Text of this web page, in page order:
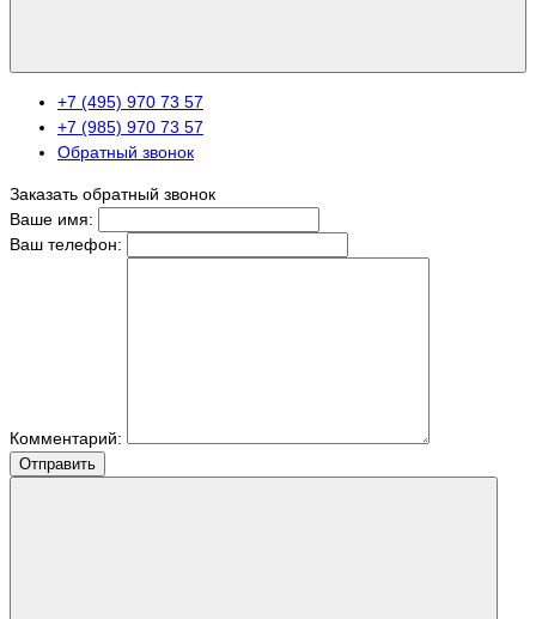
+7 (495) 970 73 57
+7 (985) 970 73 57
Обратный звонок
Заказать обратный звонок
Ваше имя:
Ваш телефон:
Комментарий:
Отправить